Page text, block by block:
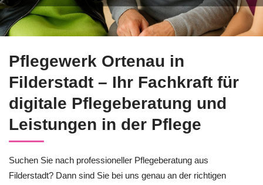
Pflegewerk Ortenau in
Filderstadt – Ihr Fachkraft für
digitale Pflegeberatung und
Leistungen in der Pflege
Suchen Sie nach professioneller Pflegeberatung aus
Filderstadt? Dann sind Sie bei uns genau an der richtigen